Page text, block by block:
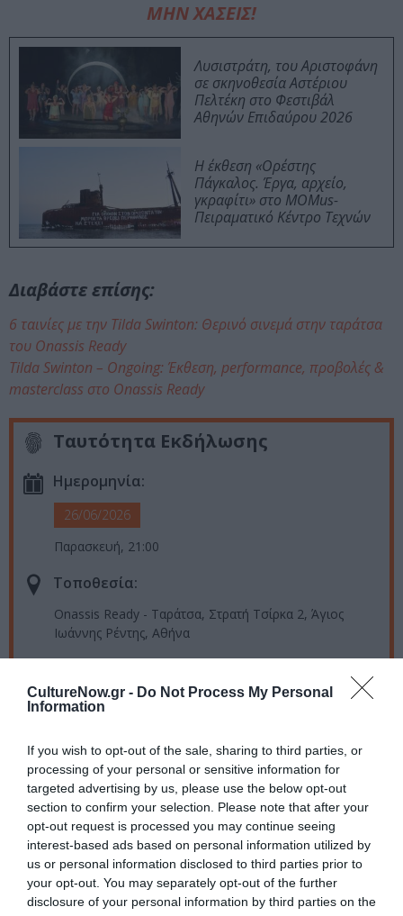
CultureNow.gr - Do Not Process My Personal
Information
If you wish to opt-out of the sale, sharing to third parties, or
processing of your personal or sensitive information for
targeted advertising by us, please use the below opt-out
section to confirm your selection. Please note that after your
opt-out request is processed you may continue seeing
interest-based ads based on personal information utilized by
us or personal information disclosed to third parties prior to
your opt-out. You may separately opt-out of the further
disclosure of your personal information by third parties on the
ΜΗΝ ΧΑΣΕΙΣ!
Λυσιστράτη, του Αριστοφάνη
σε σκηνοθεσία Αστέριου
Πελτέκη στο Φεστιβάλ
Αθηνών Επιδαύρου 2026
H έκθεση «Ορέστης
Πάγκαλος. Έργα, αρχείο,
γκραφίτι» στο MOMus-
Πειραματικό Κέντρο Τεχνών
Διαβάστε επίσης:
6 ταινίες με την Tilda Swinton: Θερινό σινεμά στην ταράτσα
του Onassis Ready
Tilda Swinton – Ongoing: Έκθεση, performance, προβολές &
masterclass στο Onassis Ready
Ταυτότητα Εκδήλωσης
Ημερομηνία:
26/06/2026
Παρασκευή, 21:00
Τοποθεσία:
Onassis Ready - Ταράτσα, Στρατή Τσίρκα 2, Άγιος
Ιωάννης Ρέντης, Αθήνα
Κανονικό εισιτήριο: 5€
Κοινού: 22 ΑΠΡ 2026, 17:00]
Πληροφορίες / Κρατήσεις:
onassis.org
Ακολουθήστε το Culturenow.gr στοGoogle News
μάθετε πρώτοι όλες τις ειδήσεις